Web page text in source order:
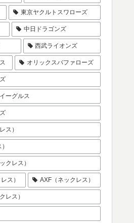
東京ヤクルトスワローズ
中日ドラゴンズ
西武ライオンズ
オリックスバファローズ
ーグルス
ス）
クレス）
ス） AXF（ネックレス）
レス）